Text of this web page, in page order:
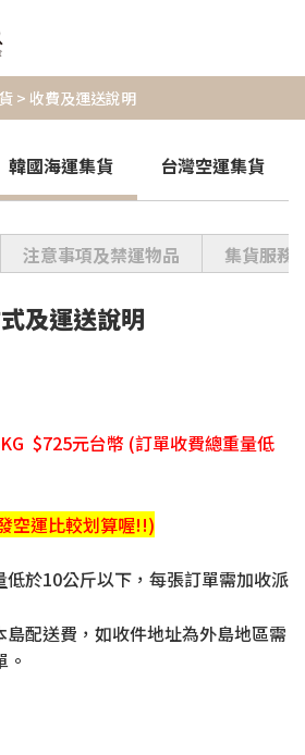
> 收費及運送說明
韓國海運集貨 台灣空運集貨
注意事項及禁運物品 集貨服務
及運送說明
$725元台幣 (訂單收費總重量低
空運比較划算喔!!)
低於10公斤以下，每張訂單需加收派
配送費，如收件地址為外島地區需